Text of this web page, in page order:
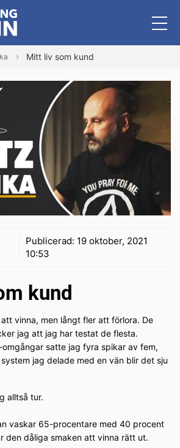
Mitt liv som kund
Publicerad: 19 oktober, 2021
10:53
kund
vinna, men långt fler att förlora. De
jag att jag har testat de flesta.
omgångar satte jag fyra spikar av fem,
jag delade med en vän blir det sju
alltså tur.
vaskar 65-procentare med 40 procent
den dåliga smaken att vinna rätt ut.